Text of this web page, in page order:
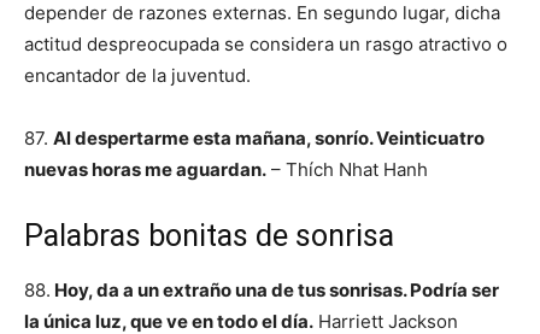
depender de razones externas. En segundo lugar, dicha
actitud despreocupada se considera un rasgo atractivo o
encantador de la juventud.
87. Al despertarme esta mañana, sonrío. Veinticuatro
nuevas horas me aguardan. – Thích Nhat Hanh
Palabras bonitas de sonrisa
88. Hoy, da a un extraño una de tus sonrisas. Podría ser
la única luz, que ve en todo el día. Harriett Jackson